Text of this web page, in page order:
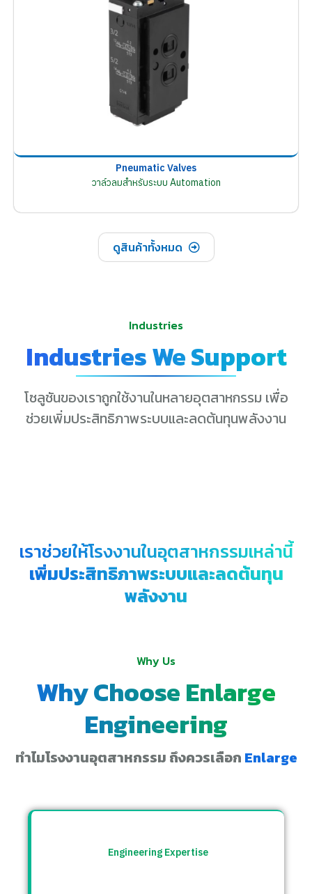
Pneumatic Valves
วาล์วลมสำหรับระบบ Automation
ดูสินค้าทั้งหมด
Industries
Industries We Support
โซลูชันของเราถูกใช้งานในหลายอุตสาหกรรม เพื่อ
ช่วยเพิ่มประสิทธิภาพระบบและลดต้นทุนพลังงาน
เราช่วยให้โรงงานในอุตสาหกรรมเหล่านี้
เพิ่มประสิทธิภาพระบบและลดต้นทุน
พลังงาน
Why Us
Why Choose Enlarge
Engineering
ทำไมโรงงานอุตสาหกรรม ถึงควรเลือก Enlarge
Engineering Expertise